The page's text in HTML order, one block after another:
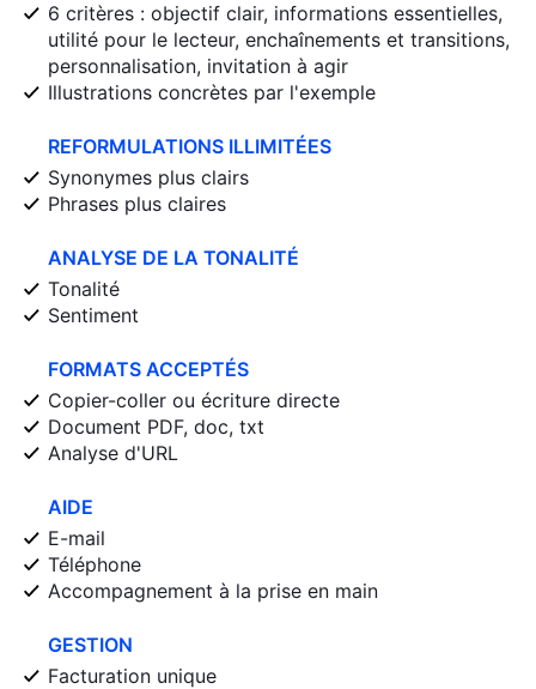
6 critères : objectif clair, informations essentielles,
utilité pour le lecteur, enchaînements et transitions,
personnalisation, invitation à agir
Illustrations concrètes par l'exemple
REFORMULATIONS ILLIMITÉES
Synonymes plus clairs
Phrases plus claires
ANALYSE DE LA TONALITÉ
Tonalité
Sentiment
FORMATS ACCEPTÉS
Copier-coller ou écriture directe
Document PDF, doc, txt
Analyse d'URL
AIDE
E-mail
Téléphone
Accompagnement à la prise en main
GESTION
Facturation unique